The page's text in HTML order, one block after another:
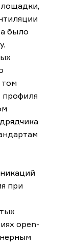
было
профиля
при
open-